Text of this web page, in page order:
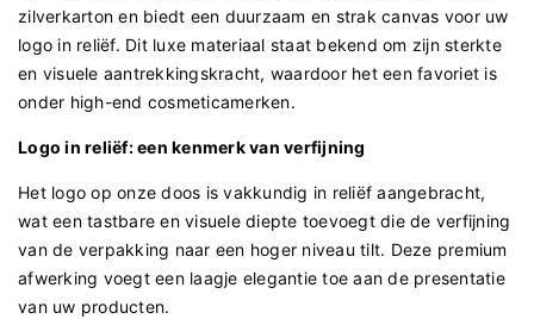
zilverkarton en biedt een duurzaam en strak canvas voor uw
logo in reliëf. Dit luxe materiaal staat bekend om zijn sterkte
en visuele aantrekkingskracht, waardoor het een favoriet is
onder high-end cosmeticamerken.
Logo in reliëf: een kenmerk van verfijning
Het logo op onze doos is vakkundig in reliëf aangebracht,
wat een tastbare en visuele diepte toevoegt die de verfijning
van de verpakking naar een hoger niveau tilt. Deze premium
afwerking voegt een laagje elegantie toe aan de presentatie
van uw producten.